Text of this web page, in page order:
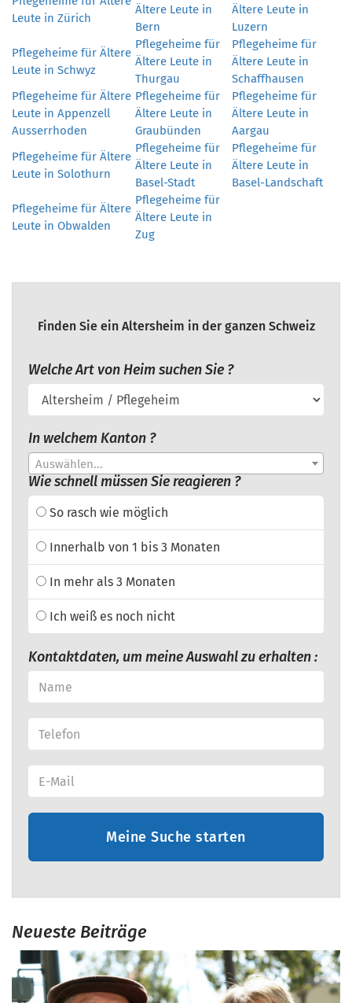
Leute in Zürich
Ältere Leute in
Bern
Ältere Leute in
Luzern
Pflegeheime für Ältere
Leute in Schwyz
Pflegeheime für
Ältere Leute in
Thurgau
Pflegeheime für
Ältere Leute in
Schaffhausen
Pflegeheime für Ältere
Leute in Appenzell
Ausserrhoden
Pflegeheime für
Ältere Leute in
Graubünden
Pflegeheime für
Ältere Leute in
Aargau
Pflegeheime für Ältere
Leute in Solothurn
Pflegeheime für
Ältere Leute in
Basel-Stadt
Pflegeheime für
Ältere Leute in
Basel-Landschaft
Pflegeheime für Ältere
Leute in Obwalden
Pflegeheime für
Ältere Leute in
Zug
Finden Sie ein Altersheim in der ganzen Schweiz
Welche Art von Heim suchen Sie ?
In welchem Kanton ?
Auswählen...
Wie schnell müssen Sie reagieren ?
So rasch wie möglich
Innerhalb von 1 bis 3 Monaten
In mehr als 3 Monaten
Ich weiß es noch nicht
Kontaktdaten, um meine Auswahl zu erhalten :
Meine Suche starten
Neueste Beiträge